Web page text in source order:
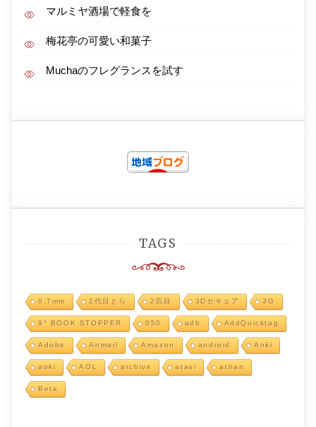
マルミヤ酒場で軽食を
梅花亭の可愛い和菓子
Muchaのフレグランスを試す
TAGS
0.7mm 2代目とら 2匹目 3Dセキュア 3G
9° BOOK STOPPER 050 adb AddQuicktag
Adobe Airmail Amazon android Anki
aoki AOL archive atavi athan
Beta